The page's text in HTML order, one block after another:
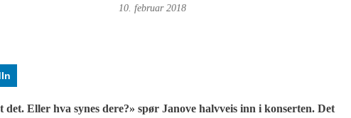
10. februar 2018
Eller hva synes dere?» spør Janove halvveis inn i konserten. Det